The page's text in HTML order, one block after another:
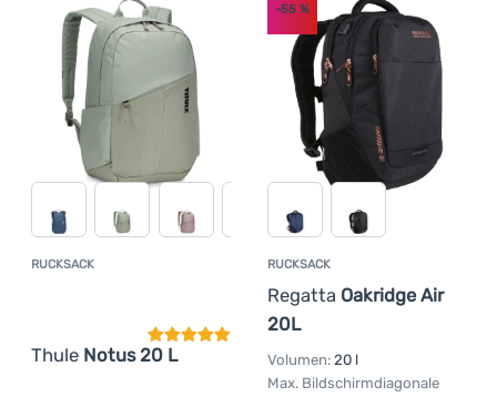
RUCKSACK
Thule Notus 20 L
KundenbewertungRUCKSACK
Regatta Oakridge Air
20L
-55%
Volumen: 20 l
Max. Bildschirmdiagonale